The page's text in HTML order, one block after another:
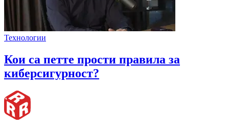
Технологии
Кои са петте прости правила за
киберсигурност?